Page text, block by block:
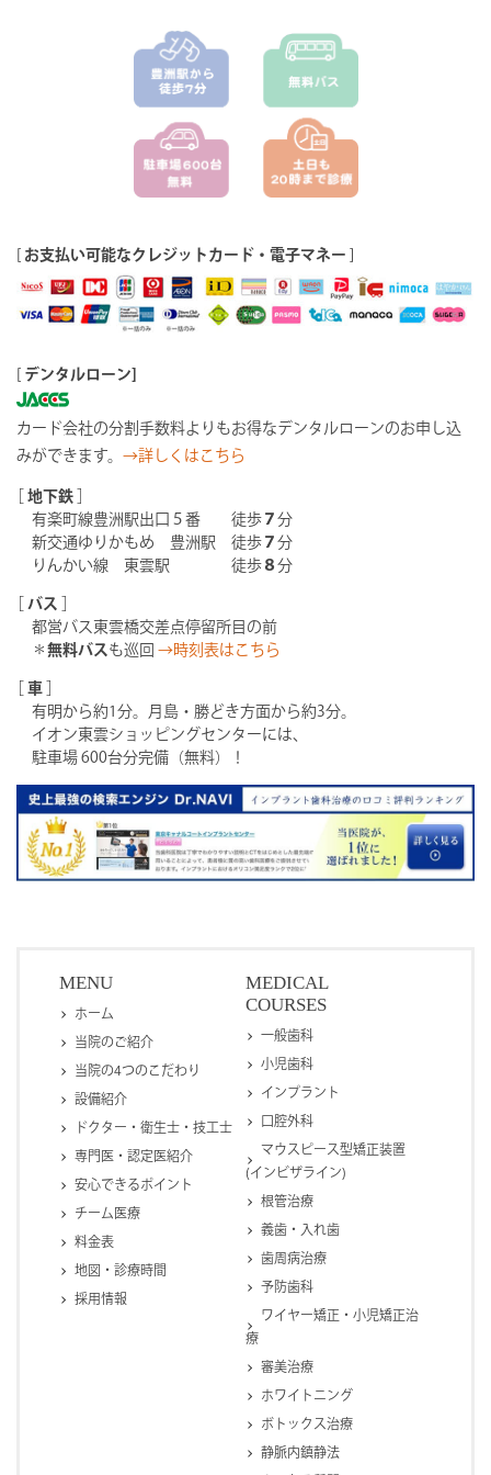
お支払い可能なクレジットカード・電子マネー
[ デンタルローン]
カード会社の分割手数料よりもお得なデンタルローンのお申し込
みができます。 →詳しくはこちら
地下鉄
有楽町線豊洲駅出口５番 徒歩 ７ 分
新交通ゆりかもめ 豊洲駅 徒歩 ７ 分
りんかい線 東雲駅 徒歩 ８ 分
バス
都営バス東雲橋交差点停留所目の前
＊ 無料バス も巡回 →時刻表はこちら
車
有明から約1分。月島・勝どき方面から約3分。
イオン東雲ショッピングセンターには、
駐車場 600台分完備（無料）！
MENU
ホーム
当院のご紹介
当院の4つのこだわり
設備紹介
ドクター・衛生士・技工士
専門医・認定医紹介
安心できるポイント
チーム医療
料金表
地図・診療時間
採用情報
MEDICAL
COURSES
一般歯科
小児歯科
インプラント
口腔外科
マウスピース型矯正装置
(インビザライン)
根管治療
義歯・入れ歯
歯周病治療
予防歯科
ワイヤー矯正・小児矯正治
療
審美治療
ホワイトニング
ボトックス治療
静脈内鎮静法